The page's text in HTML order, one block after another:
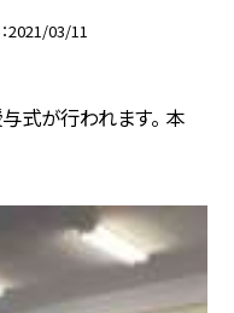
2021/03/11
式が行われます。 本